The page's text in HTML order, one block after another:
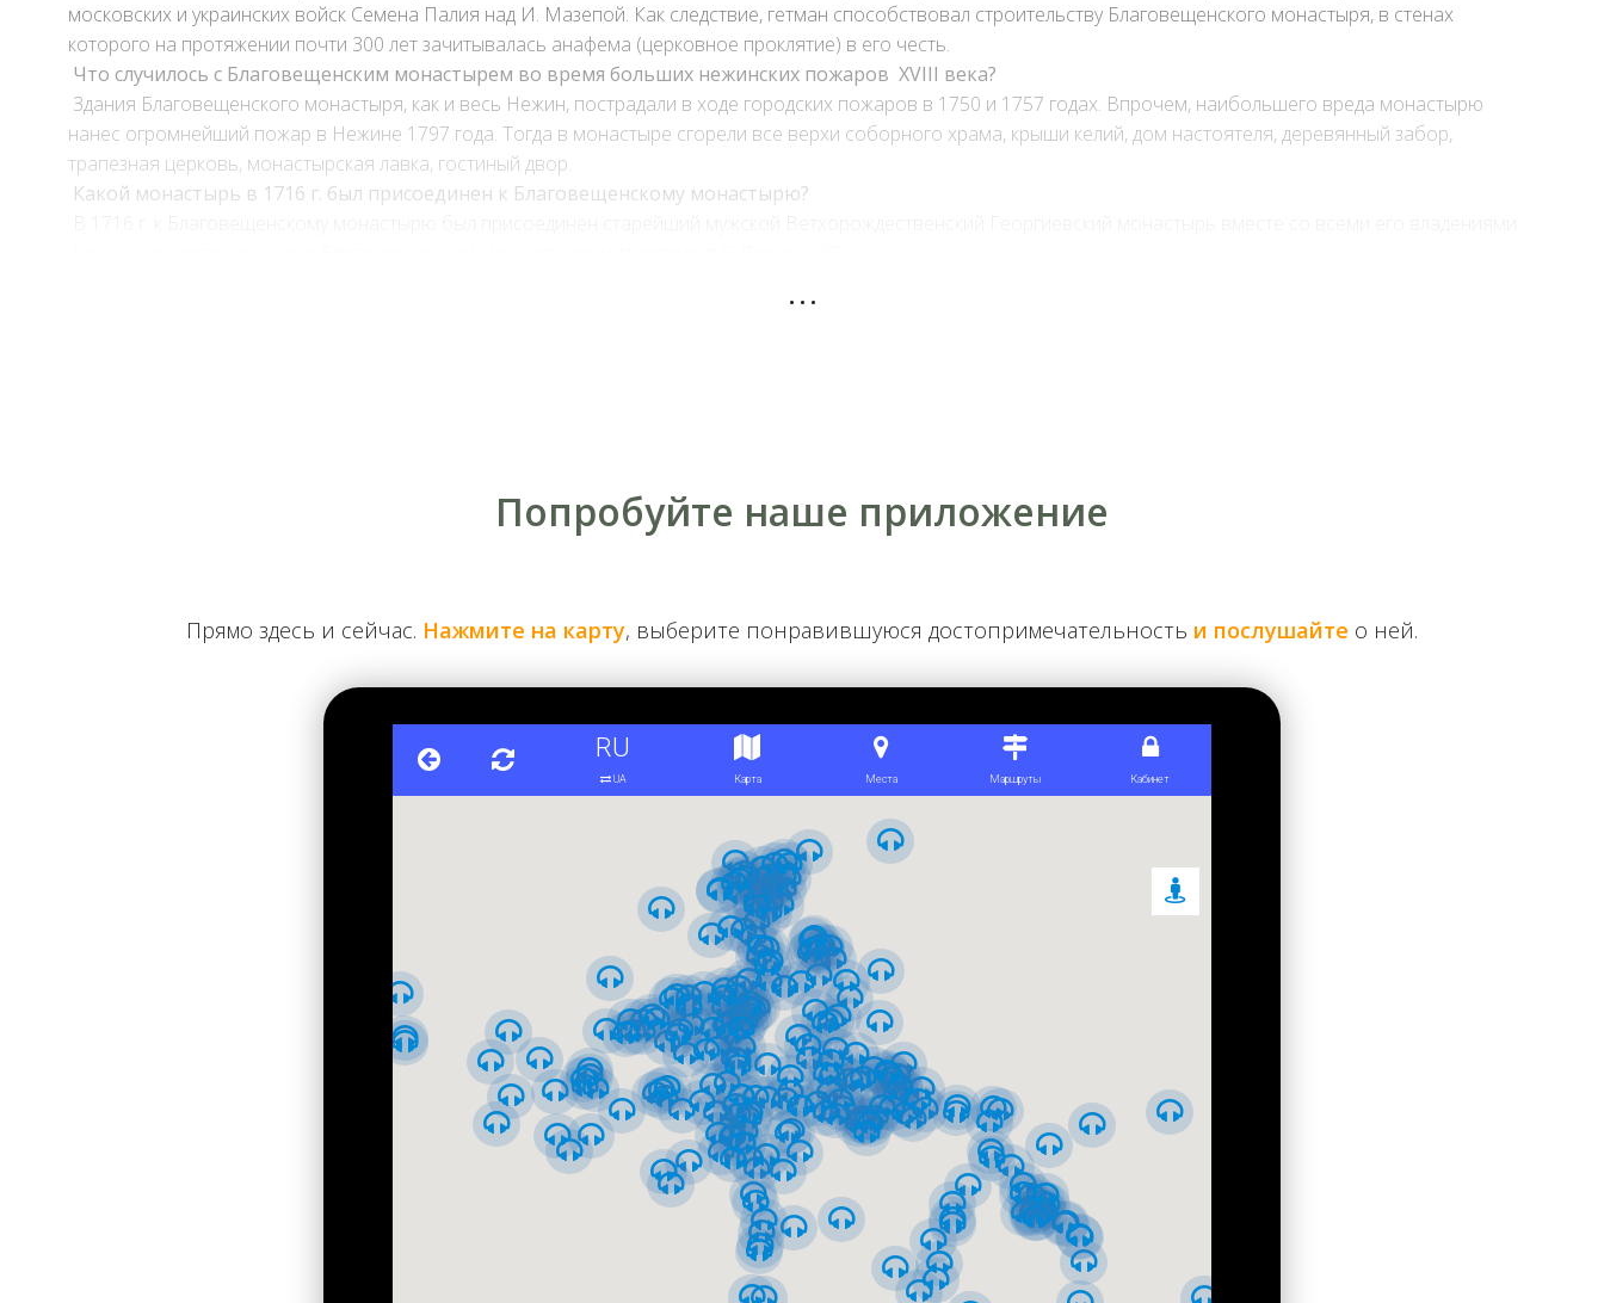
московских и украинских войск Семена Палия над И. Мазепой. Как следствие, гетман способствовал строительству Благовещенского монастыря, в стенах
которого на протяжении почти 300 лет зачитывалась анафема (церковное проклятие) в его честь.
Что случилось с Благовещенским монастырем во время больших нежинских пожаров XVIII века?
Здания Благовещенского монастыря, как и весь Нежин, пострадали в ходе городских пожаров в 1750 и 1757 годах. Впрочем, наибольшего вреда монастырю
нанес огромнейший пожар в Нежине 1797 года. Тогда в монастыре сгорели все верхи соборного храма, крыши келий, дом настоятеля, деревянный забор,
трапезная церковь, монастырская лавка, гостиный двор.
Какой монастырь в 1716 г. был присоединен к Благовещенскому монастырю?
митрополита по количеству экземпляров занимало шестое место во всей Российской империи, уступая частным библиотекам князя В. Голицына, императора
...
Попробуйте наше приложение
Прямо здесь и сейчас. Нажмите на карту, выберите понравившуюся достопримечательность и послушайте о ней.